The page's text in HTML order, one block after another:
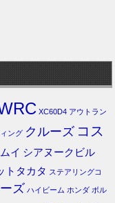
XC60D4 アウトラン
ング クルーズ コス
イ シアヌークビル
トタカタ ステアリングコ
ズ ハイビーム ホンダ ボル